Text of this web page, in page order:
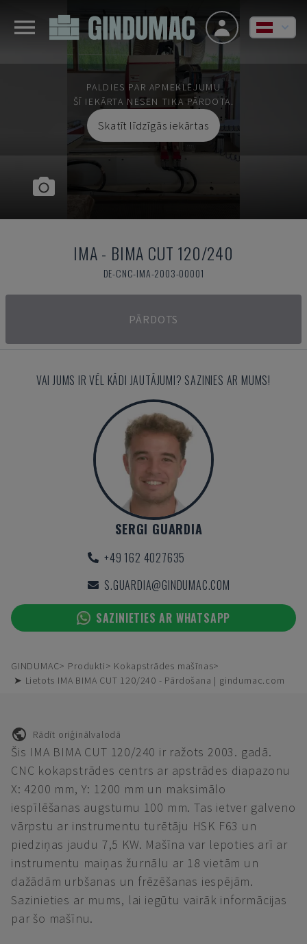
PALDIES PAR APMEKLĒJUMU
ŠĪ IEKĀRTA NESEN TIKA PĀRDOTA.
Skatīt līdzīgās iekārtas
IMA- BIMA CUT 120/240
DE-CNC-IMA-2003-00001
PĀRDOTS
VAI JUMS IR VĒL KĀDI JAUTĀJUMI? SAZINIES AR MUMS!
SERGI GUARDIA
+49 162 4027635
S.GUARDIA@GINDUMAC.COM
SAZINIETIES AR WHATSAPP
GINDUMAC Produkti
Kokapstrādes mašīnas
➤ Lietots IMA BIMA CUT 120/240 - Pārdošana | gindumac.com
Rādīt oriģinālvalodā
Šis IMA BIMA CUT 120/240 ir ražots 2003. gadā.
CNC kokapstrādes centrs ar apstrādes diapazonu
X: 4200 mm, Y: 1200 mm un maksimālo
iespīlēšanas augstumu 100 mm. Tas ietver galveno
vārpstu ar instrumentu turētāju HSK F63 un
piedziņas jaudu 7,5 KW. Mašīna var lepoties arī ar
instrumentu maiņas žurnālu ar 18 vietām un
dažādām urbšanas un frēzēšanas iespējām.
Sazinieties ar mums, lai iegūtu vairāk informācijas
par šo mašīnu.